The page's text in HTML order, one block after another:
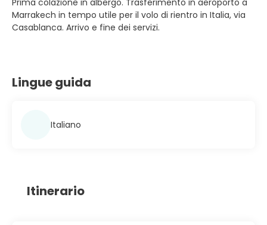
Prima colazione in albergo. Trasferimento in aeroporto a
Marrakech in tempo utile per il volo di rientro in Italia, via
Casablanca. Arrivo e fine dei servizi.
Lingue guida
Italiano
Itinerario